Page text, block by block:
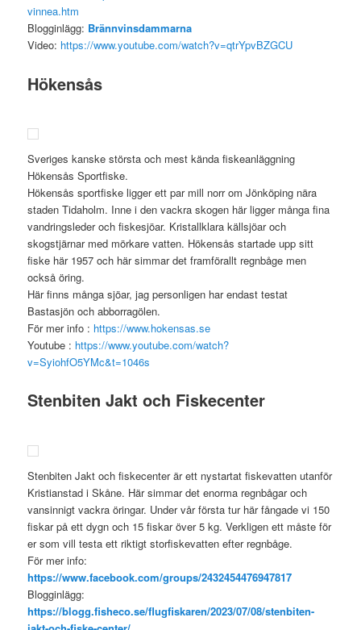
vinnea.htm
Blogginlägg: Brännvinsdammarna
Video: https://www.youtube.com/watch?v=qtrYpvBZGCU
Hökensås
Sveriges kanske största och mest kända fiskeanläggning
Hökensås Sportfiske.
Hökensås sportfiske ligger ett par mill norr om Jönköping nära
staden Tidaholm. Inne i den vackra skogen här ligger många fina
vandringsleder och fiskesjöar. Kristallklara källsjöar och
skogstjärnar med mörkare vatten. Hökensås startade upp sitt
fiske här 1957 och här simmar det framförallt regnbåge men
också öring.
Här finns många sjöar, jag personligen har endast testat
Bastasjön och abborragölen.
För mer info : https://www.hokensas.se
Youtube : https://www.youtube.com/watch?
v=SyiohfO5YMc&t=1046s
Stenbiten Jakt och Fiskecenter
Stenbiten Jakt och fiskecenter är ett nystartat fiskevatten utanför
Kristianstad i Skåne. Här simmar det enorma regnbågar och
vansinnigt vackra öringar. Under vår första tur här fångade vi 150
fiskar på ett dygn och 15 fiskar över 5 kg. Verkligen ett måste för
er som vill testa ett riktigt storfiskevatten efter regnbåge.
För mer info:
https://www.facebook.com/groups/2432454476947817
Blogginlägg:
https://blogg.fisheco.se/flugfiskaren/2023/07/08/stenbiten-